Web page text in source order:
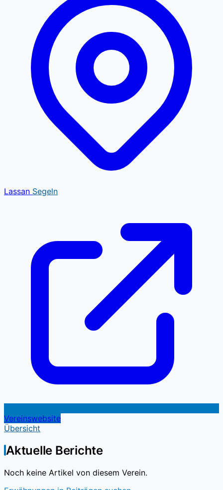
Lassan Segeln
Vereinswebsite
Übersicht
Aktuelle Berichte
Noch keine Artikel von diesem Verein.